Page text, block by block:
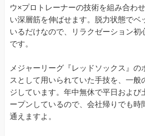
ウ×プロトレーナーの技術を組み合わ
い深層筋を伸ばせます。脱力状態でベ
いるだけなので、リラクゼーション初
です。
メジャーリーグ『レッドソックス』の
スとして用いられていた手技を、一般
ジしています。年中無休で平日および
ープンしているので、会社帰りでも時
通えますよ。